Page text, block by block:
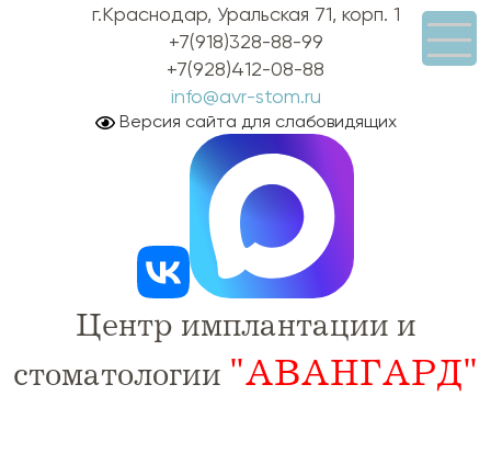
г.Краснодар, Уральская 71, корп. 1
+7(918)328-88-99
+7(928)412-08-88
info@avr-stom.ru
Версия сайта для слабовидящих
Центр имплантации и
стоматологии "АВАНГАРД"